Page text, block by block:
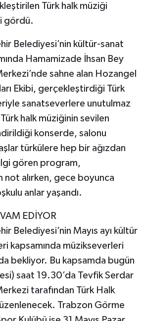
Türk halk müziği
gördü.
Belediyesi’nin kültür-sanat
Hamamizade İhsan Bey
sahne alan Hozangel
Ekibi, gerçekleştirdiği Türk
sanatseverlere unutulmaz
halk müziğinin sevilen
konserde, salonu
türkülere hep bir ağızdan
gören program,
not alırken, gece boyunca
anlar yaşandı.
EDİYOR
Belediyesi’nin Mayıs ayı kültür
kapsamında müzikseverleri
bekliyor. Bu kapsamda bugün
saat 19.30’da Tevfik Serdar
tarafından Türk Halk
Trabzon Görme